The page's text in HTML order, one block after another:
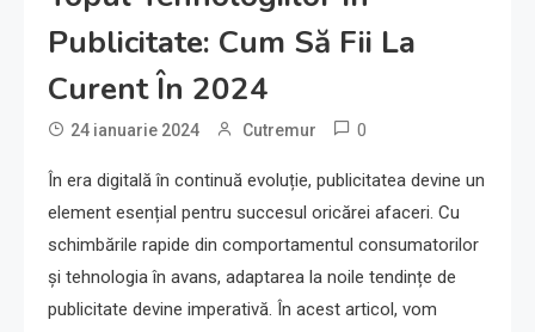
Publicitate: Cum Să Fii La
Curent În 2024
24 ianuarie 2024 Cutremur 0
În era digitală în continuă evoluție, publicitatea devine un
element esențial pentru succesul oricărei afaceri. Cu
schimbările rapide din comportamentul consumatorilor
și tehnologia în avans, adaptarea la noile tendințe de
publicitate devine imperativă. În acest articol, vom